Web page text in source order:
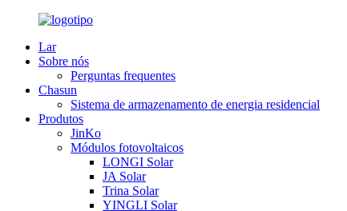
Lar
Sobre nós
Perguntas frequentes
Chasun
Sistema de armazenamento de energia residencial
Produtos
JinKo
Módulos fotovoltaicos
LONGI Solar
JA Solar
Trina Solar
YINGLI Solar